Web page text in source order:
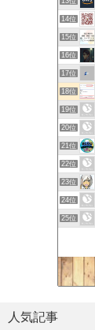
14位
15位
16位
17位
18位
19位
20位
21位
22位
23位
24位
25位
人気記事